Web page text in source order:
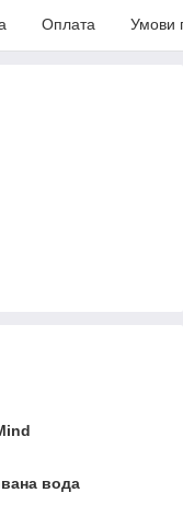
Оплата Умови
вода